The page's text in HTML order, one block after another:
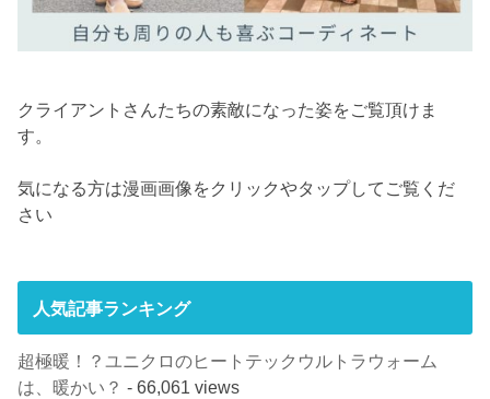
クライアントさんたちの素敵になった姿をご覧頂けま
す。
気になる方は漫画画像をクリックやタップしてご覧くだ
さい
人気記事ランキング
超極暖！？ユニクロのヒートテックウルトラウォーム
は、暖かい？ - 66,061 views